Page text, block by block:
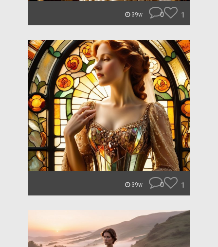
39w 0 1
39w 0 1